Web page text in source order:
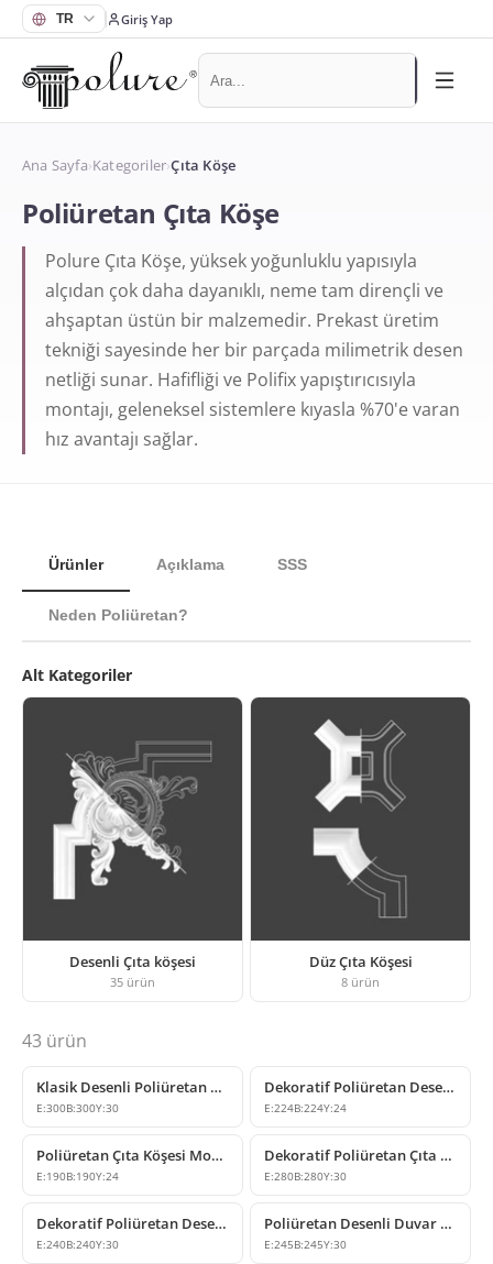
Giriş Yap
Ana Sayfa›Kategoriler›Çıta Köşe
Poliüretan Çıta Köşe
Polure Çıta Köşe, yüksek yoğunluklu yapısıyla
alçıdan çok daha dayanıklı, neme tam dirençli ve
ahşaptan üstün bir malzemedir. Prekast üretim
tekniği sayesinde her bir parçada milimetrik desen
netliği sunar. Hafifliği ve Polifix yapıştırıcısıyla
montajı, geleneksel sistemlere kıyasla %70'e varan
hız avantajı sağlar.
Ürünler Açıklama SSS
Neden Poliüretan?
Alt Kategoriler
Desenli Çıta köşesi
35 ürün
Düz Çıta Köşesi
8 ürün
43 ürün
Klasik Desenli Poliüretan Çıta Köşe Modeli
E:300B:300Y:30
Dekoratif Poliüretan Desenli Duvar Çıtası Köşe Elemanı
E:224B:224Y:24
Poliüretan Çıta Köşesi Modelleri ve Fiyatları
E:190B:190Y:24
Dekoratif Poliüretan Çıta Köşesi P82012A
E:280B:280Y:30
Dekoratif Poliüretan Desenli Çıta Köşe Modeli
E:240B:240Y:30
Poliüretan Desenli Duvar Çıtası Köşe Modeli
E:245B:245Y:30